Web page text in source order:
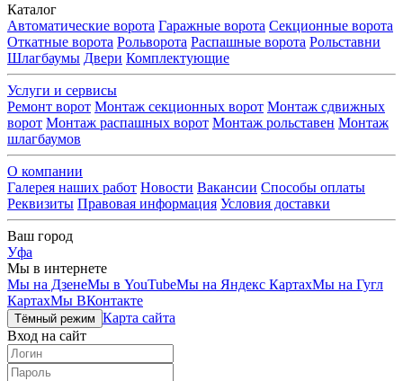
Каталог
Автоматические ворота Гаражные ворота Секционные ворота
Откатные ворота Рольворота Распашные ворота Рольставни
Шлагбаумы Двери Комплектующие
Услуги и сервисы
Ремонт ворот Монтаж секционных ворот Монтаж сдвижных
ворот Монтаж распашных ворот Монтаж рольставен Монтаж
шлагбаумов
О компании
Галерея наших работ Новости Вакансии Способы оплаты
Реквизиты Правовая информация Условия доставки
Ваш город
Уфа
Мы в интернете
Мы на ДзенеМы в YouTubeМы на Яндекс КартахМы на Гугл
КартахМы ВКонтакте
Тёмный режим Карта сайта
Вход на сайт